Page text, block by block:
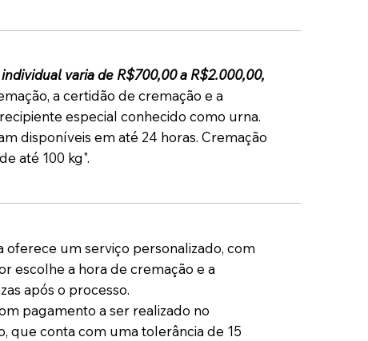
varia de R$700,00 a R$2.000,00,
a certidão de cremação e a
especial conhecido como urna.
disponíveis em até 24 horas. Cremação
até 100 kg".
oferece um serviço personalizado, com
escolhe a hora de cremação e a
após o processo.
pagamento a ser realizado no
que conta com uma tolerância de 15